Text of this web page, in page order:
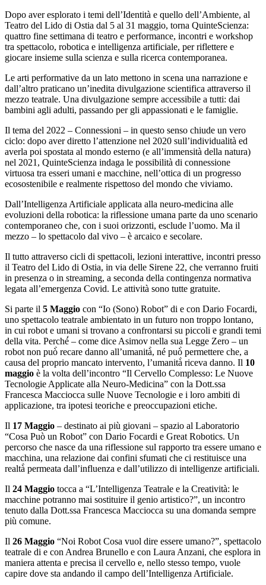
Dopo aver esplorato i temi dell’Identità e quello dell’Ambiente, al
Teatro del Lido di Ostia dal 5 al 31 maggio, torna QuinteScienza:
quattro fine settimana di teatro e performance, incontri e workshop
tra spettacolo, robotica e intelligenza artificiale, per riflettere e
giocare insieme sulla scienza e sulla ricerca contemporanea.
Le arti performative da un lato mettono in scena una narrazione e
dall’altro praticano un’inedita divulgazione scientifica attraverso il
mezzo teatrale. Una divulgazione sempre accessibile a tutti: dai
bambini agli adulti, passando per gli appassionati e le famiglie.
Il tema del 2022 – Connessioni – in questo senso chiude un vero
ciclo: dopo aver diretto l’attenzione nel 2020 sull’individualità ed
averla poi spostata al mondo esterno (e all’immensità della natura)
nel 2021, QuinteScienza indaga le possibilità di connessione
virtuosa tra esseri umani e macchine, nell’ottica di un progresso
ecosostenibile e realmente rispettoso del mondo che viviamo.
Dall’Intelligenza Artificiale applicata alla neuro-medicina alle
evoluzioni della robotica: la riflessione umana parte da uno scenario
contemporaneo che, con i suoi orizzonti, esclude l’uomo. Ma il
mezzo – lo spettacolo dal vivo – è arcaico e secolare.
Il tutto attraverso cicli di spettacoli, lezioni interattive, incontri presso
il Teatro del Lido di Ostia, in via delle Sirene 22, che verranno fruiti
in presenza o in streaming, a seconda della contingenza normativa
legata all’emergenza Covid. Le attività sono tutte gratuite.
Si parte il 5 Maggio con “Io (Sono) Robot” di e con Dario Focardi,
uno spettacolo teatrale ambientato in un futuro non troppo lontano,
in cui robot e umani si trovano a confrontarsi su piccoli e grandi temi
della vita. Perché́ – come dice Asimov nella sua Legge Zero – un
robot non può̀ recare danno all’umanità̀, né può̀ permettere che, a
causa del proprio mancato intervento, l’umanità̀ riceva danno. Il 10
maggio è la volta dell’incontro “Il Cervello Complesso: Le Nuove
Tecnologie Applicate alla Neuro-Medicina” con la Dott.ssa
Francesca Macciocca sulle Nuove Tecnologie e i loro ambiti di
applicazione, tra ipotesi teoriche e preoccupazioni etiche.
Il 17 Maggio – destinato ai più giovani – spazio al Laboratorio
“Cosa Può un Robot” con Dario Focardi e Great Robotics. Un
percorso che nasce da una riflessione sul rapporto tra essere umano e
macchina, una relazione dai confini sfumati che ci restituisce una
realtà̀ permeata dall’influenza e dall’utilizzo di intelligenze artificiali.
Il 24 Maggio tocca a “L’Intelligenza Teatrale e la Creatività: le
macchine potranno mai sostituire il genio artistico?”, un incontro
tenuto dalla Dott.ssa Francesca Macciocca su una domanda sempre
più comune.
Il 26 Maggio “Noi Robot Cosa vuol dire essere umano?”, spettacolo
teatrale di e con Andrea Brunello e con Laura Anzani, che esplora in
maniera attenta e precisa il cervello e, nello stesso tempo, vuole
capire dove sta andando il campo dell’Intelligenza Artificiale.